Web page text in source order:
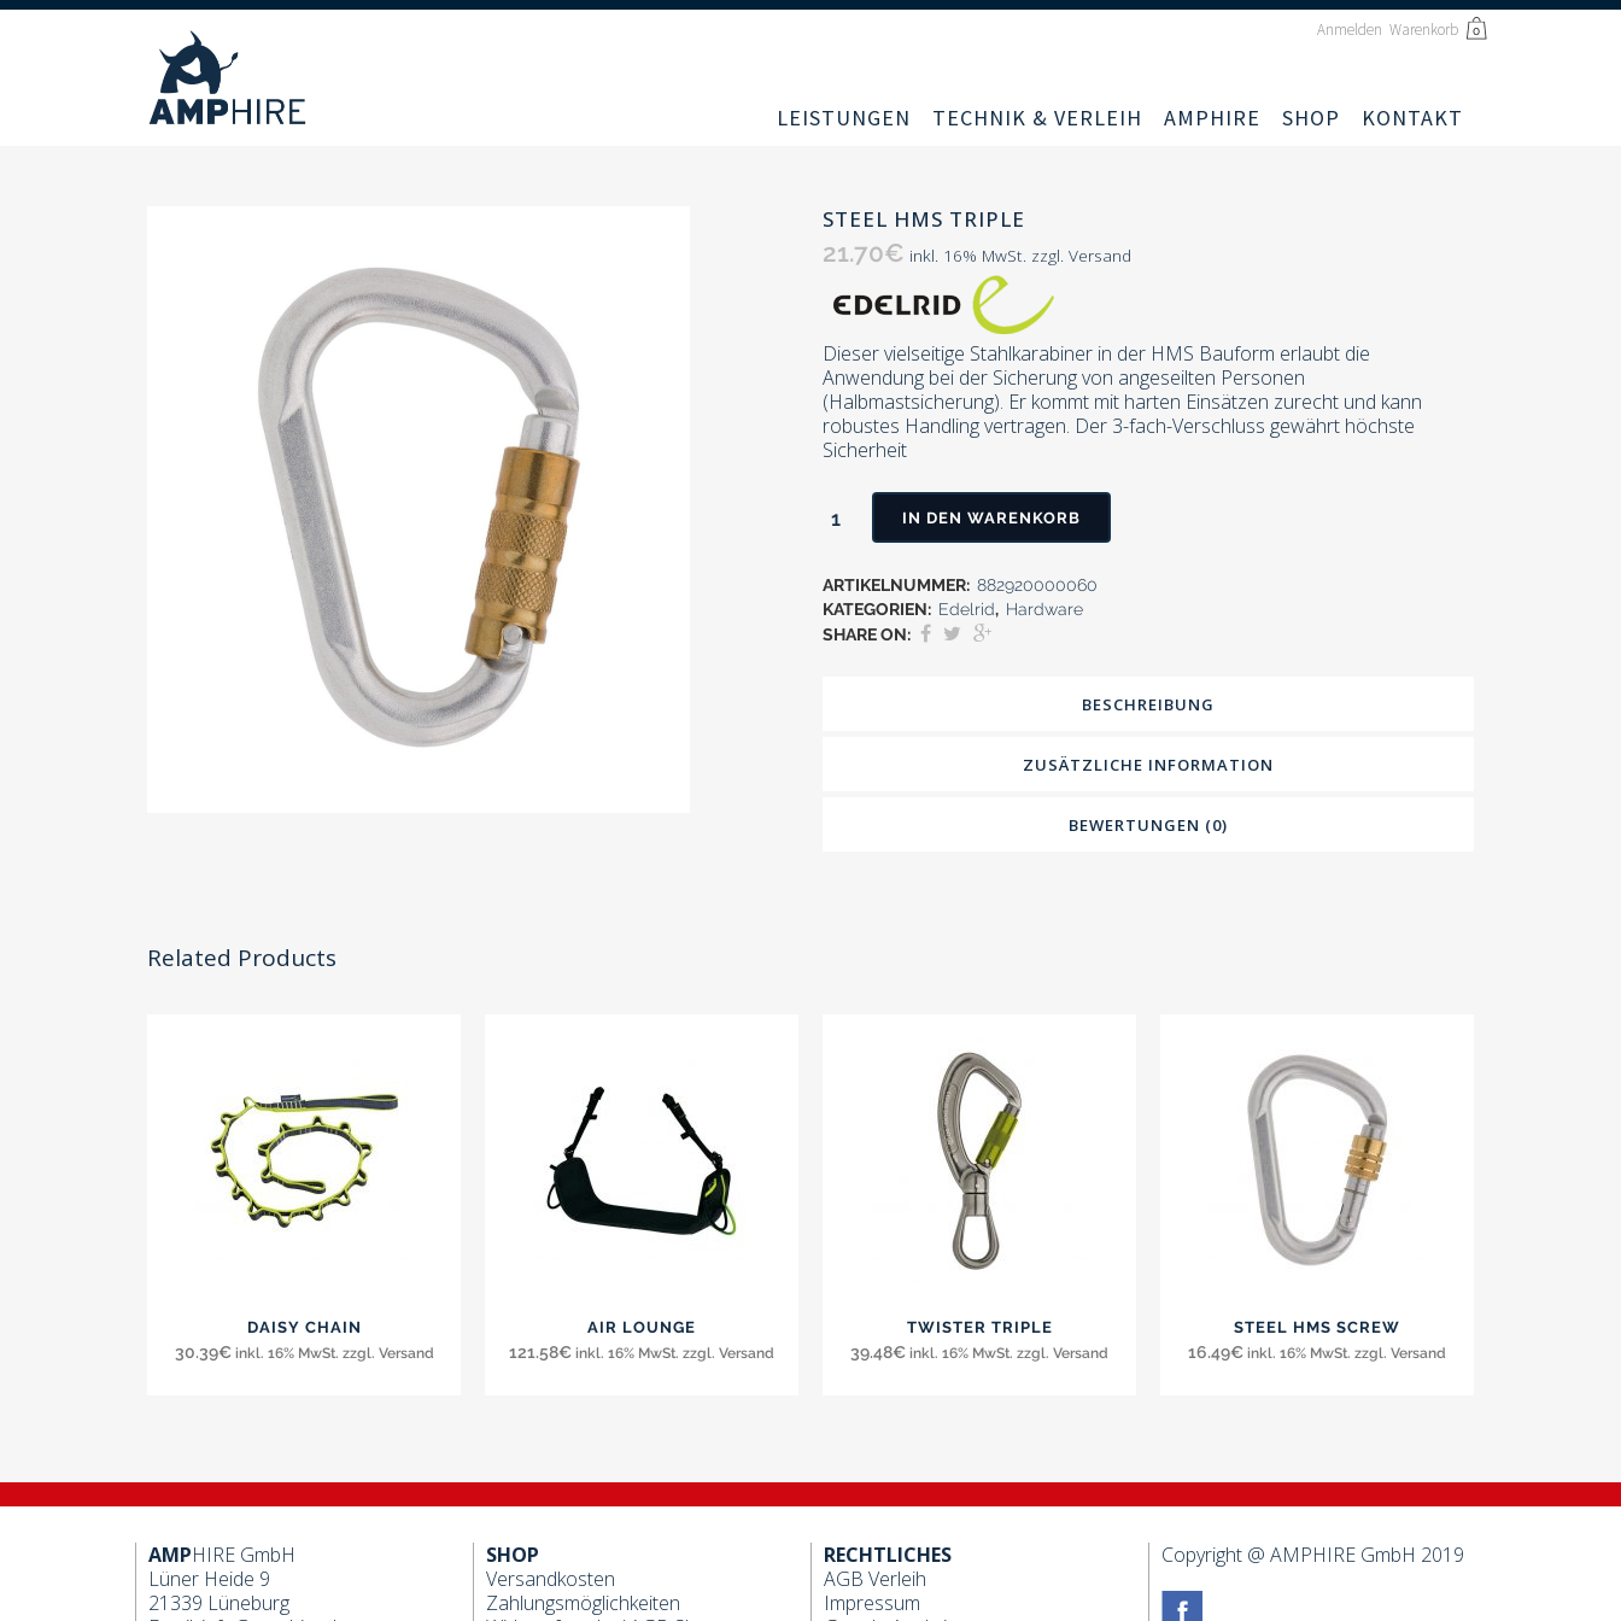
Anmelden Warenkorb 0
LEISTUNGEN TECHNIK & VERLEIH AMPHIRE SHOP KONTAKT
STEEL HMS TRIPLE
21.70€ inkl. 16% MwSt. zzgl. Versand
Dieser vielseitige Stahlkarabiner in der HMS Bauform erlaubt die
Anwendung bei der Sicherung von angeseilten Personen
(Halbmastsicherung). Er kommt mit harten Einsätzen zurecht und kann
robustes Handling vertragen. Der 3-fach-Verschluss gewährt höchste
Sicherheit
IN DEN WARENKORB
ARTIKELNUMMER: 882920000060
KATEGORIEN: Edelrid, Hardware
SHARE ON:
BESCHREIBUNG
ZUSÄTZLICHE INFORMATION
BEWERTUNGEN (0)
Related Products
DAISY CHAIN
30.39€ inkl. 16% MwSt. zzgl. Versand
AIR LOUNGE
121.58€ inkl. 16% MwSt. zzgl. Versand
TWISTER TRIPLE
39.48€ inkl. 16% MwSt. zzgl. Versand
STEEL HMS SCREW
16.49€ inkl. 16% MwSt. zzgl. Versand
AMPHIRE GmbH
Lüner Heide 9
21339 Lüneburg
SHOP
Versandkosten
Zahlungsmöglichkeiten
RECHTLICHES
AGB Verleih
Impressum
Copyright @ AMPHIRE GmbH 2019